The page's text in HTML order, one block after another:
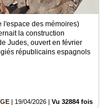
l'espace des mémoires)
la construction
Judes, ouvert en février
républicains espagnols
| 19/04/2026 | Vu 32884 fois